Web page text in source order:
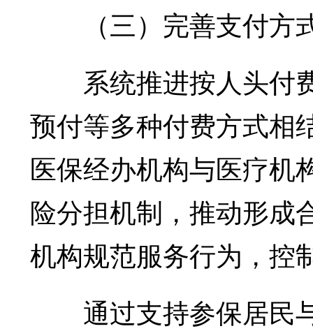
（三）完善支付方
系统推进按人头付
预付等多种付费方式相
医保经办机构与医疗机
险分担机制，推动形成
机构规范服务行为，控
通过支持参保居民